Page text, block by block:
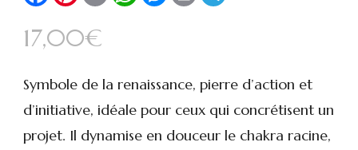
17,00€
Symbole de la renaissance, pierre d’action et
d’initiative, idéale pour ceux qui concrétisent un
projet. Il dynamise en douceur le chakra racine,